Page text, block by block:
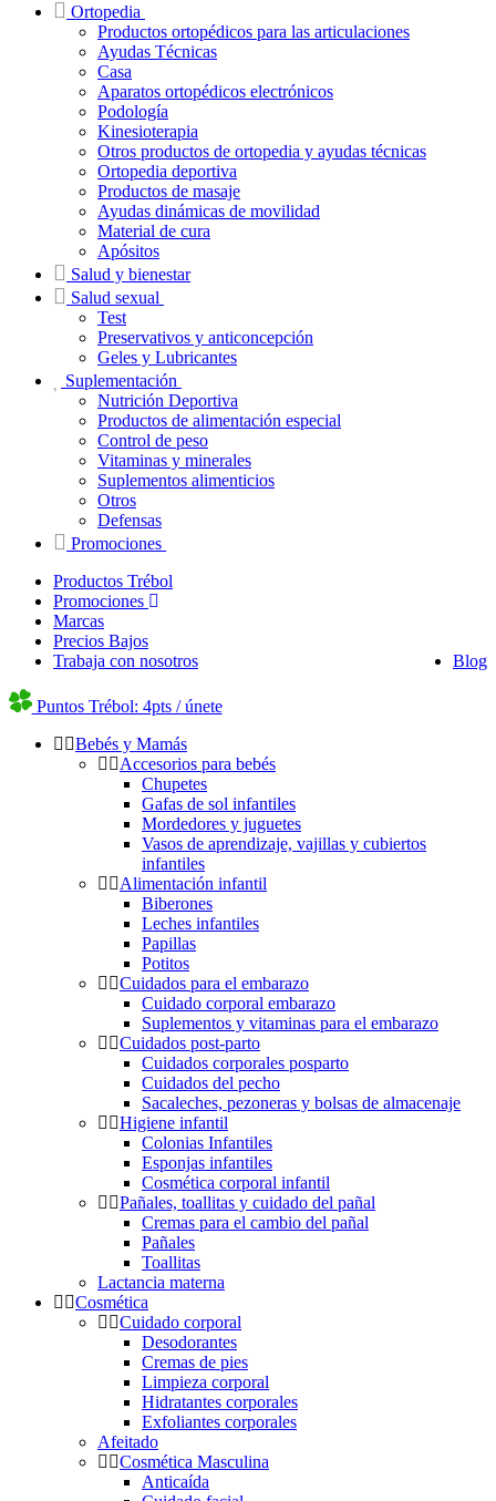
Ortopedia
Productos ortopédicos para las articulaciones
Ayudas Técnicas
Casa
Aparatos ortopédicos electrónicos
Podología
Kinesioterapia
Otros productos de ortopedia y ayudas técnicas
Ortopedia deportiva
Productos de masaje
Ayudas dinámicas de movilidad
Material de cura
Apósitos
Salud y bienestar
Salud sexual
Test
Preservativos y anticoncepción
Geles y Lubricantes
Suplementación
Nutrición Deportiva
Productos de alimentación especial
Control de peso
Vitaminas y minerales
Suplementos alimenticios
Otros
Defensas
Promociones
Productos Trébol
Promociones
Marcas
Precios Bajos
Blog
Trabaja con nosotros
Puntos Trébol: 4pts / únete
Bebés y Mamás
Accesorios para bebés
Chupetes
Gafas de sol infantiles
Mordedores y juguetes
Vasos de aprendizaje, vajillas y cubiertos
infantiles
Alimentación infantil
Biberones
Leches infantiles
Papillas
Potitos
Cuidados para el embarazo
Cuidado corporal embarazo
Suplementos y vitaminas para el embarazo
Cuidados post-parto
Cuidados corporales posparto
Cuidados del pecho
Sacaleches, pezoneras y bolsas de almacenaje
Higiene infantil
Colonias Infantiles
Esponjas infantiles
Cosmética corporal infantil
Pañales, toallitas y cuidado del pañal
Cremas para el cambio del pañal
Pañales
Toallitas
Lactancia materna
Cosmética
Cuidado corporal
Desodorantes
Cremas de pies
Limpieza corporal
Hidratantes corporales
Exfoliantes corporales
Afeitado
Cosmética Masculina
Anticaída